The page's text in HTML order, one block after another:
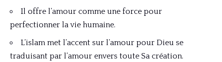
Il offre l’amour comme une force pour
perfectionner la vie humaine.
L’islam met l’accent sur l’amour pour Dieu se
traduisant par l’amour envers toute Sa création.